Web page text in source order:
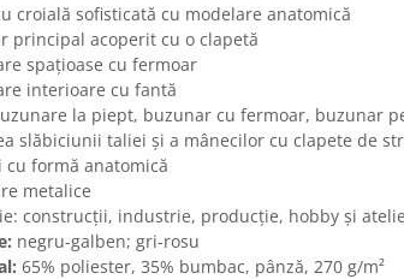
croială sofisticată cu modelare anatomică
principal acoperit cu o clapetă
spațioase cu fermoar
interioare cu fantă
la piept, buzunar cu fermoar, buzunar
slăbiciunii taliei și a mânecilor cu clapete de
cu formă anatomică
metalice
construcții, industrie, producție, hobby și
negru-galben; gri-rosu
65% poliester, 35% bumbac, pânză, 270 g/m²